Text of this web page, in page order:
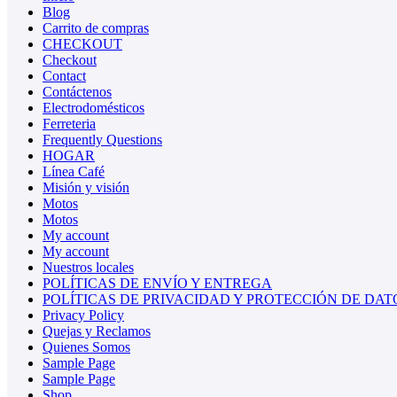
Blog
Carrito de compras
CHECKOUT
Checkout
Contact
Contáctenos
Electrodomésticos
Ferreteria
Frequently Questions
HOGAR
Línea Café
Misión y visión
Motos
Motos
My account
My account
Nuestros locales
POLÍTICAS DE ENVÍO Y ENTREGA
POLÍTICAS DE PRIVACIDAD Y PROTECCIÓN DE
Privacy Policy
Quejas y Reclamos
Quienes Somos
Sample Page
Sample Page